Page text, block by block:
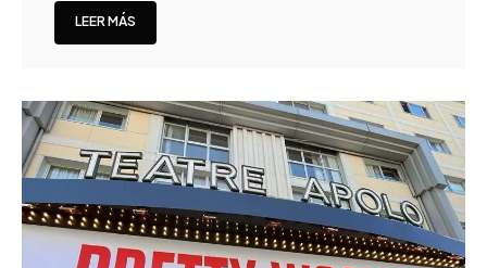
LEER MÁS